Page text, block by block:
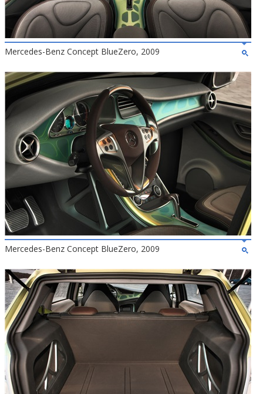
Mercedes-Benz Concept BlueZero, 2009
Mercedes-Benz Concept BlueZero, 2009